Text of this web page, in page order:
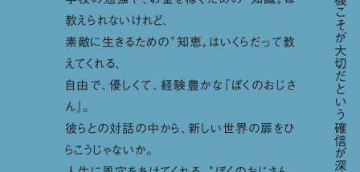
教えられないけれど、
素敵に生きるための〝知恵〟はいくらだって教
えてくれる、
自由で、優しくて、経験豊かな『ぼくのおじさ
ん』。
彼らとの対話の中から、新しい世界の扉をひ
らこうじゃないか。